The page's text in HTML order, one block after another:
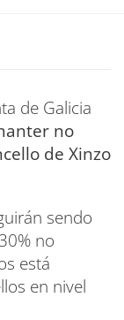
de Galicia
no
de Xinzo
sendo
no
está
en nivel